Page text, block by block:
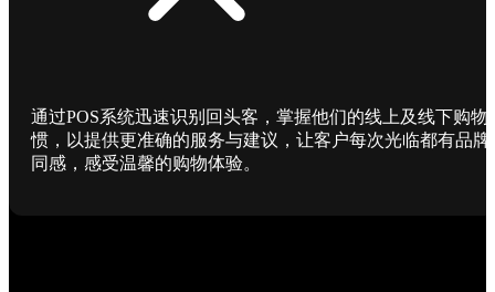
通过POS系统迅速识别回头客，掌握他们的线上及线下购物
惯，以提供更准确的服务与建议，让客户每次光临都有品牌
同感，感受温馨的购物体验。